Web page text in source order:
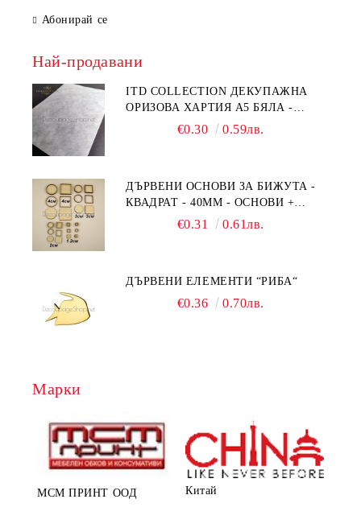
Абонирай се
Най-продавани
ITD COLLECTION ДЕКУПАЖНА
ОРИЗОВА ХАРТИЯ А5 БЯЛА -
€0.30 0.59лв.
ДЪРВЕНИ ОСНОВИ ЗА БИЖУТА -
КВАДРАТ - 40ММ - ОСНОВИ +
€0.31 0.61лв.
ДЪРВЕНИ ЕЛЕМЕНТИ “РИБА“
€0.36 0.70лв.
Марки
МСМ ПРИНТ ООД Китай